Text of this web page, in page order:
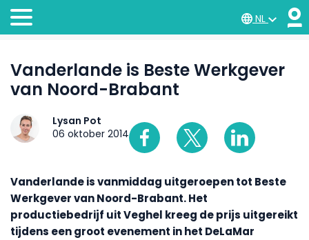
NL
Vanderlande is Beste Werkgever
van Noord-Brabant
Lysan Pot
06 oktober 2014
Vanderlande is vanmiddag uitgeroepen tot Beste
Werkgever van Noord-Brabant. Het
productiebedrijf uit Veghel kreeg de prijs uitgereikt
tijdens een groot evenement in het DeLaMar